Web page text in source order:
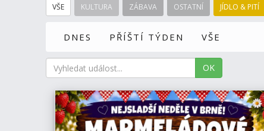
VŠE KULTURA ZÁBAVA OSTATNÍ JÍDLO & PITÍ
DNES PŘÍŠTÍ TÝDEN VŠE
OK